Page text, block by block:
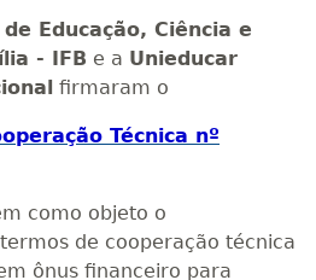
Educação, Ciência e
- IFB e a Unieducar
firmaram o
Técnica nº
como objeto o
de cooperação técnica
ônus financeiro para